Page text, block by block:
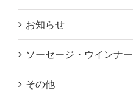
お知らせ
ソーセージ・ウインナー
その他